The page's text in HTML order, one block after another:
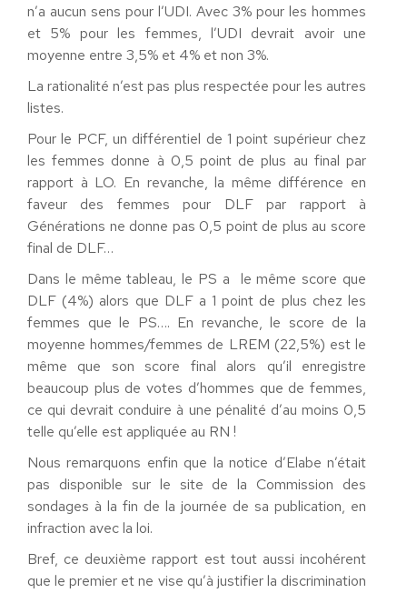
n’a aucun sens pour l’UDI. Avec 3% pour les hommes
et 5% pour les femmes, l’UDI devrait avoir une
moyenne entre 3,5% et 4% et non 3%.
La rationalité n’est pas plus respectée pour les autres
listes.
Pour le PCF, un différentiel de 1 point supérieur chez
les femmes donne à 0,5 point de plus au final par
rapport à LO. En revanche, la même différence en
faveur des femmes pour DLF par rapport à
Générations ne donne pas 0,5 point de plus au score
final de DLF…
Dans le même tableau, le PS a le même score que
DLF (4%) alors que DLF a 1 point de plus chez les
femmes que le PS…. En revanche, le score de la
moyenne hommes/femmes de LREM (22,5%) est le
même que son score final alors qu’il enregistre
beaucoup plus de votes d’hommes que de femmes,
ce qui devrait conduire à une pénalité d’au moins 0,5
telle qu’elle est appliquée au RN !
Nous remarquons enfin que la notice d’Elabe n’était
pas disponible sur le site de la Commission des
sondages à la fin de la journée de sa publication, en
infraction avec la loi.
Bref, ce deuxième rapport est tout aussi incohérent
que le premier et ne vise qu’à justifier la discrimination